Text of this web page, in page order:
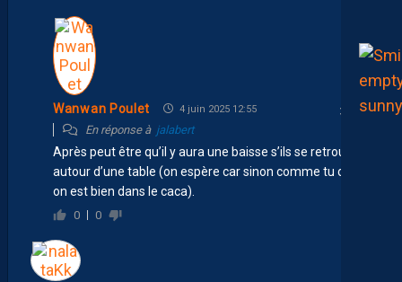
Wanwan Poulet 4 juin 2025 12:55
En réponse à jalabert
Après peut être qu’il y aura une baisse s’ils se retrouvent
autour d’une table (on espère car sinon comme tu dis,
on est bien dans le caca).
0 0